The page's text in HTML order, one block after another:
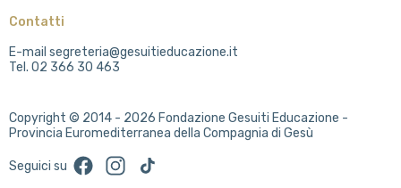
Contatti
E-mail segreteria@gesuitieducazione.it
Tel. 02 366 30 463
Copyright © 2014 - 2026 Fondazione Gesuiti Educazione -
Provincia Euromediterranea della Compagnia di Gesù
Seguici su FacebookInstagram
TikTok